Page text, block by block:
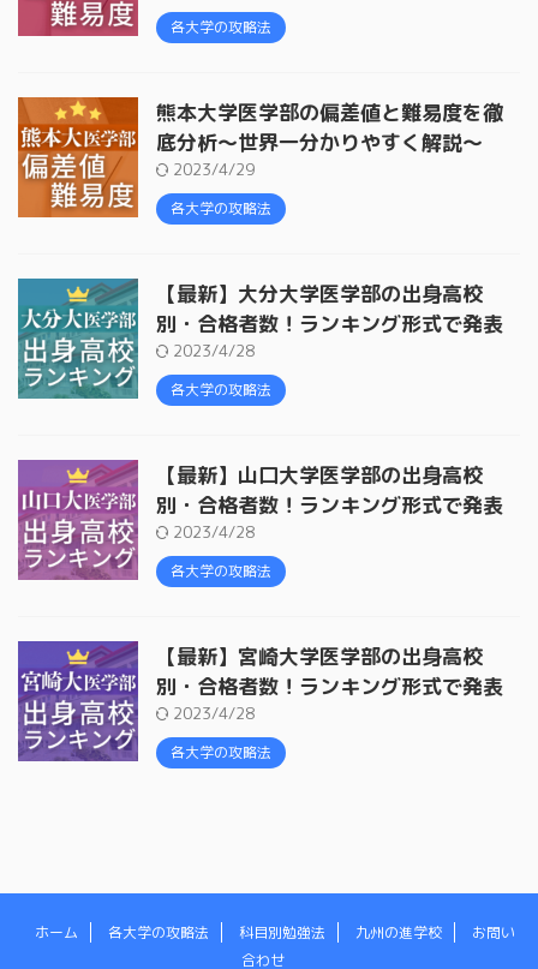
各大学の攻略法
熊本大学医学部の偏差値と難易度を徹
底分析〜世界一分かりやすく解説〜
2023/4/29
各大学の攻略法
【最新】大分大学医学部の出身高校
別・合格者数！ランキング形式で発表
2023/4/28
各大学の攻略法
【最新】山口大学医学部の出身高校
別・合格者数！ランキング形式で発表
2023/4/28
各大学の攻略法
【最新】宮崎大学医学部の出身高校
別・合格者数！ランキング形式で発表
2023/4/28
各大学の攻略法
ホーム 各大学の攻略法 科目別勉強法 九州の進学校
お問い
合わせ